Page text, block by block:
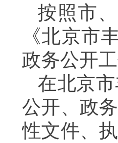
按照市
《北京市
政务公开
在北京
公开、政
性文件、